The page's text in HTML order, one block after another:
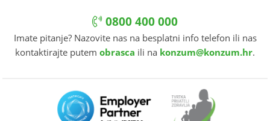
0800 400 000
Imate pitanje? Nazovite nas na besplatni info telefon ili nas
kontaktirajte putem obrasca ili na konzum@konzum.hr.